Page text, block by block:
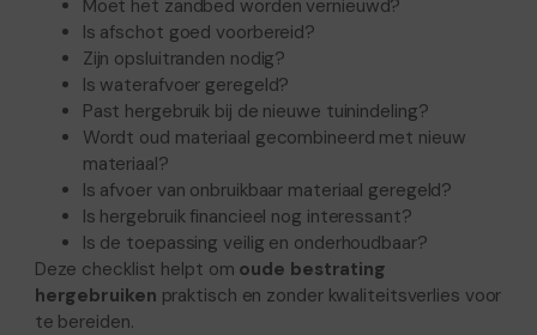
Moet het zandbed worden vernieuwd?
Is afschot goed voorbereid?
Zijn opsluitranden nodig?
Is waterafvoer geregeld?
Past hergebruik bij de nieuwe tuinindeling?
Wordt oud materiaal gecombineerd met nieuw
materiaal?
Is afvoer van onbruikbaar materiaal geregeld?
Is hergebruik financieel nog interessant?
Is de toepassing veilig en onderhoudbaar?
Deze checklist helpt om oude bestrating
hergebruiken praktisch en zonder kwaliteitsverlies voor
te bereiden.